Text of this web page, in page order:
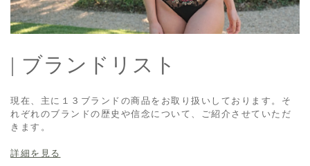
| ブランドリスト
現在、主に１３ブランドの商品をお取り扱いしております。そ
れぞれのブランドの歴史や信念について、ご紹介させていただ
きます。
詳細を見る